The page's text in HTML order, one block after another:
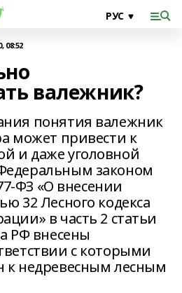
08:52
валежник?
понятия валежник
может привести к
и даже уголовной
законом
ФЗ «О внесении
32 Лесного кодекса
в часть 2 статьи
РФ внесены
с которыми
к недревесным лесным